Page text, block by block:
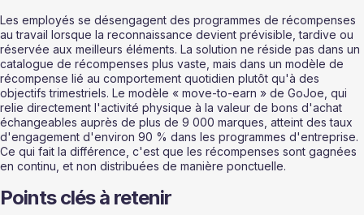
Les employés se désengagent des programmes de récompenses
au travail lorsque la reconnaissance devient prévisible, tardive ou
réservée aux meilleurs éléments. La solution ne réside pas dans un
catalogue de récompenses plus vaste, mais dans un modèle de
récompense lié au comportement quotidien plutôt qu'à des
objectifs trimestriels. Le modèle « move-to-earn » de GoJoe, qui
relie directement l'activité physique à la valeur de bons d'achat
échangeables auprès de plus de 9 000 marques, atteint des taux
d'engagement d'environ 90 % dans les programmes d'entreprise.
Ce qui fait la différence, c'est que les récompenses sont gagnées
en continu, et non distribuées de manière ponctuelle.
Points clés à retenir